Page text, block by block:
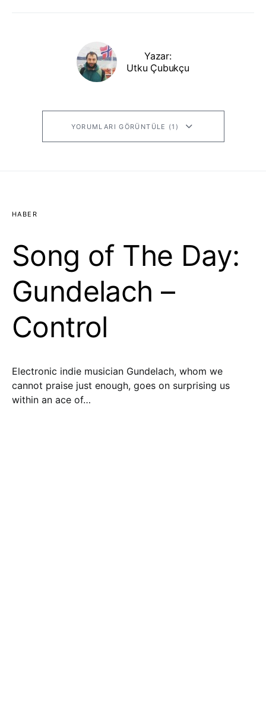
Yazar:
Utku Çubukçu
YORUMLARI GÖRÜNTÜLE (1)
HABER
Song of The Day:
Gundelach –
Control
Electronic indie musician Gundelach, whom we
cannot praise just enough, goes on surprising us
within an ace of…